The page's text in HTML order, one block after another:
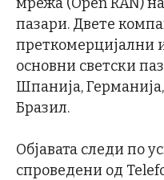
пазари. Двете
преткомерцијални
основни светски
Шпанија,
Бразил.
Објавата следи по
спроведени од